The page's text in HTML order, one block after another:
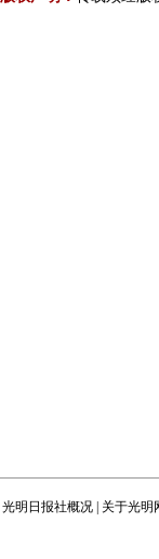
光明日报社概况 关于光明